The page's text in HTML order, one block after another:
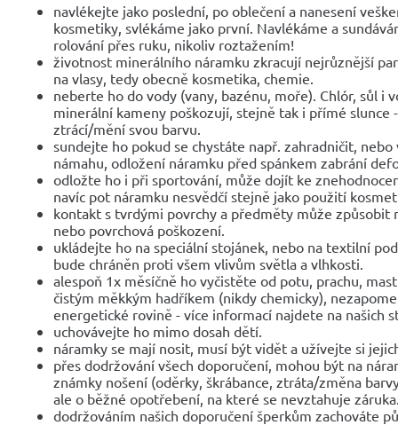
navlékejte jako poslední, po oblečení a nanesení
kosmetiky, svlékáme jako první. Navlékáme a
rolování přes ruku, nikoliv roztažením!
životnost minerálního náramku zkracují nejrůznější
na vlasy, tedy obecně kosmetika, chemie.
neberte ho do vody (vany, bazénu, moře). Chlór, sůl i
minerální kameny poškozují, stejně tak i přímé slunce
ztrácí/mění svou barvu.
sundejte ho pokud se chystáte např. zahradničit,
námahu, odložení náramku před spánkem zabrání
odložte ho i při sportování, může dojít ke
navíc pot náramku nesvědčí stejně jako použití
kontakt s tvrdými povrchy a předměty může způsobit
nebo povrchová poškození.
ukládejte ho na speciální stojánek, nebo na textilní
bude chráněn proti všem vlivům světla a vlhkosti.
alespoň 1x měsíčně ho vyčistěte od potu, prachu,
čistým měkkým hadříkem (nikdy chemicky),
energetické rovině - více informací najdete na našich
uchovávejte ho mimo dosah dětí.
náramky se mají nosit, musí být vidět a užívejte si
přes dodržování všech doporučení, mohou být na
známky nošení (oděrky, škrábance, ztráta/změna
ale o běžné opotřebení, na které se nevztahuje
dodržováním našich doporučení šperkům zachováte